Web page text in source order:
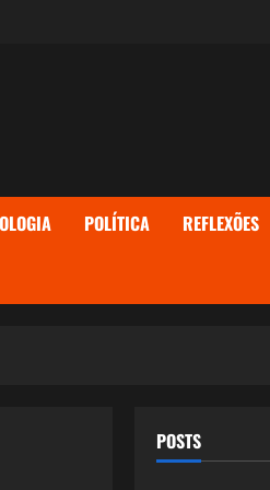
POLÍTICA REFLEXÕES
POSTS